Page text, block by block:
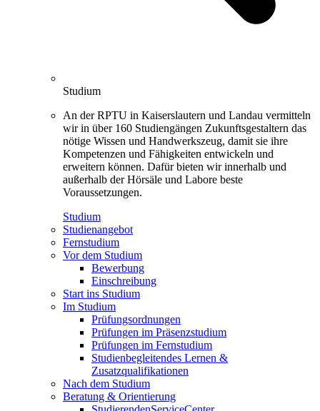
Studium
An der RPTU in Kaiserslautern und Landau vermitteln
wir in über 160 Studiengängen Zukunftsgestaltern das
nötige Wissen und Handwerkszeug, damit sie ihre
Kompetenzen und Fähigkeiten entwickeln und
erweitern können. Dafür bieten wir innerhalb und
außerhalb der Hörsäle und Labore beste
Voraussetzungen.
Studium
Studienangebot
Fernstudium
Vor dem Studium
Bewerbung
Einschreibung
Start ins Studium
Im Studium
Prüfungsordnungen
Prüfungen im Präsenzstudium
Prüfungen im Fernstudium
Studienbegleitendes Lernen &
Zusatzqualifikationen
Nach dem Studium
Beratung & Orientierung